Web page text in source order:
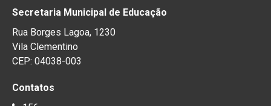
Secretaria Municipal de Educação
Rua Borges Lagoa, 1230
Vila Clementino
CEP: 04038-003
Contatos